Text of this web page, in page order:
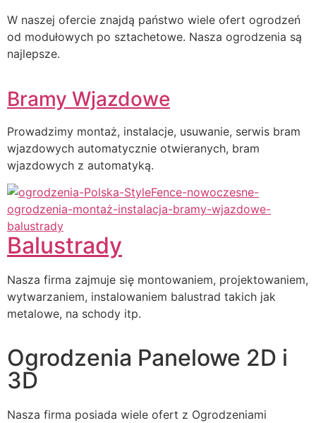
W naszej ofercie znajdą państwo wiele ofert ogrodzeń
od modułowych po sztachetowe. Nasza ogrodzenia są
najlepsze.
Bramy Wjazdowe
Prowadzimy montaż, instalacje, usuwanie, serwis bram
wjazdowych automatycznie otwieranych, bram
wjazdowych z automatyką.
Balustrady
Nasza firma zajmuje się montowaniem, projektowaniem,
wytwarzaniem, instalowaniem balustrad takich jak
metalowe, na schody itp.
Ogrodzenia Panelowe 2D i
3D
Nasza firma posiada wiele ofert z Ogrodzeniami